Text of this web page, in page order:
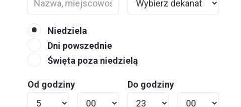
Niedziela
Dni powszednie
Święta poza niedzielą
Od godziny Do godziny